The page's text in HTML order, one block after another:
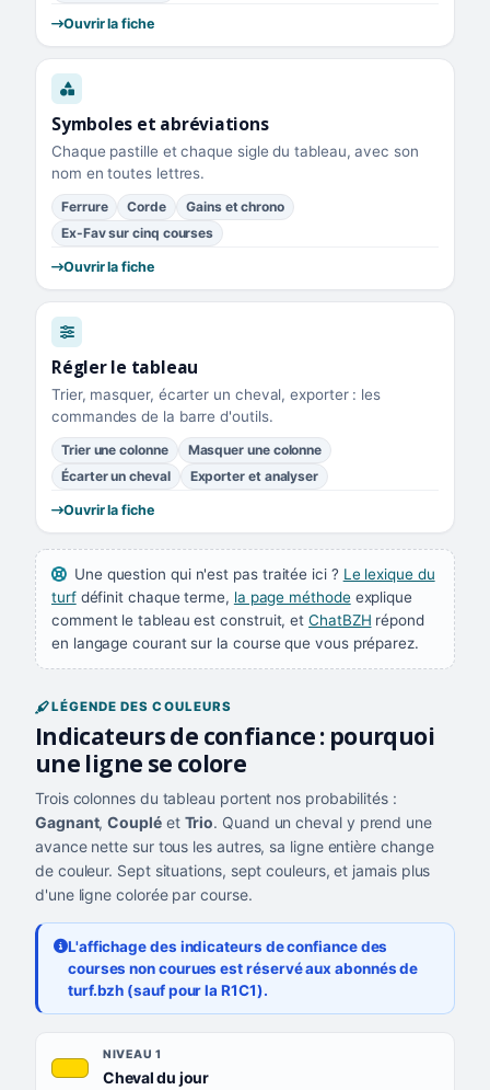
Ouvrir la fiche
Symboles et abréviations
Chaque pastille et chaque sigle du tableau, avec son
nom en toutes lettres.
Ferrure Corde
Gains et chrono
Ex-Fav sur cinq courses
Ouvrir la fiche
Régler le tableau
Trier, masquer, écarter un cheval, exporter : les
commandes de la barre d'outils.
Trier une colonne
Masquer une colonne
Écarter un cheval
Exporter et analyser
Ouvrir la fiche
Une question qui n'est pas traitée ici ? Le lexique du
turfdéfinit chaque terme, la page méthodeexplique
comment le tableau est construit, etChatBZH répond
en langage courant sur la course que vous préparez.
LÉGENDE DES COULEURS
Indicateurs de confiance : pourquoi
une ligne se colore
Trois colonnes du tableau portent nos probabilités :
Gagnant,Coupléet Trio. Quand un cheval y prend une
avance nette sur tous les autres, sa ligne entière change
de couleur. Sept situations, sept couleurs, et jamais plus
d'une ligne colorée par course.
L'affichage des indicateurs de confiance des
courses non courues est réservé aux abonnés de
turf.bzh (sauf pour la R1C1).
NIVEAU 1
Cheval du jour, couleur jaune or